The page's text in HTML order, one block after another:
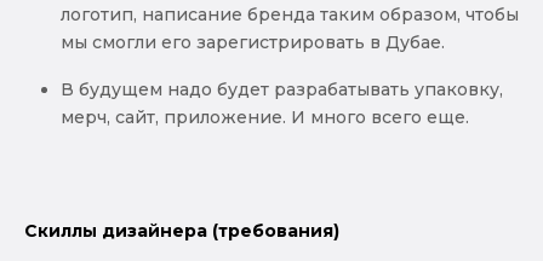
логотип, написание бренда таким образом, чтобы
мы смогли его зарегистрировать в Дубае.
В будущем надо будет разрабатывать упаковку,
мерч, сайт, приложение. И много всего еще.
Скиллы дизайнера (требования)